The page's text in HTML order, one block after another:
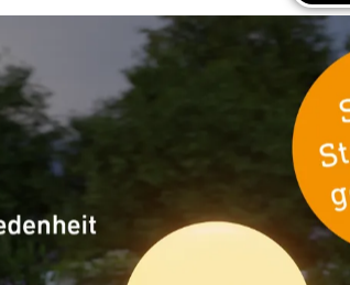
Solarleuchte - Professional Line
XSolar GL-S
warmweiß weiß- anthrazit